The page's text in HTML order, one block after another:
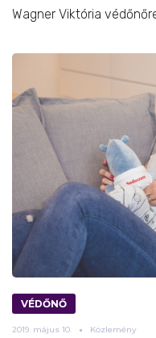
Wagner Viktória
VÉDŐNŐ
2019. május 10. Közlemény